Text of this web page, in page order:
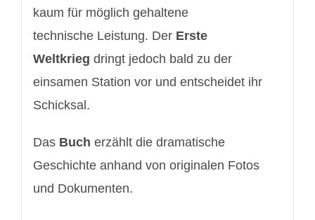
kaum für möglich gehaltene
technische Leistung. Der Erste
Weltkrieg dringt jedoch bald zu der
einsamen Station vor und entscheidet ihr
Schicksal.
Das Buch erzählt die dramatische
Geschichte anhand von originalen Fotos
und Dokumenten.